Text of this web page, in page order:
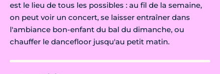
est le lieu de tous les possibles : au fil de la semaine,
on peut voir un concert, se laisser entraîner dans
l'ambiance bon-enfant du bal du dimanche, ou
chauffer le dancefloor jusqu'au petit matin.